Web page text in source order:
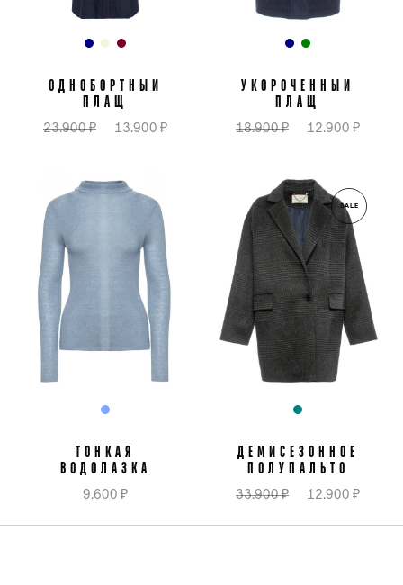
ОДНОБОРТНЫЙ
ПЛАЩ
23.900 ₽ 13.900 ₽
УКОРОЧЕННЫЙ
ПЛАЩ
18.900 ₽ 12.900 ₽
ТОНКАЯ
ВОДОЛАЗКА
9.600 ₽
SALE
ДЕМИСЕЗОННОЕ
ПОЛУПАЛЬТО
33.900 ₽ 12.900 ₽